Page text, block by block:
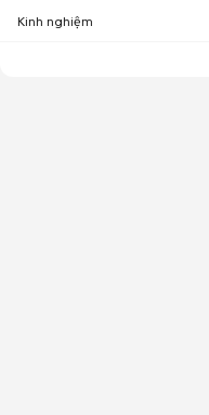
Kinh nghiệm